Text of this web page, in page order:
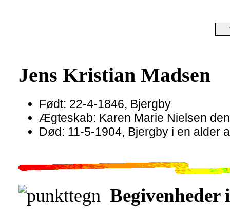
Jens Kristian Madsen
Født: 22-4-1846, Bjergby
Ægteskab: Karen Marie Nielsen
Død: 11-5-1904, Bjergby i en alder
Begivenheder